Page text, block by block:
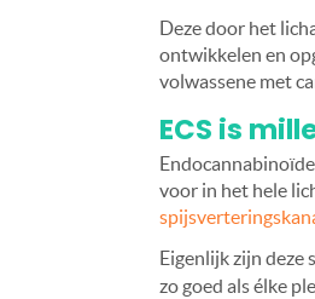
Deze door het
ontwikkelen en
volwassene met
ECS is
voor in het hele
Eigenlijk zijn deze
zo goed als élke